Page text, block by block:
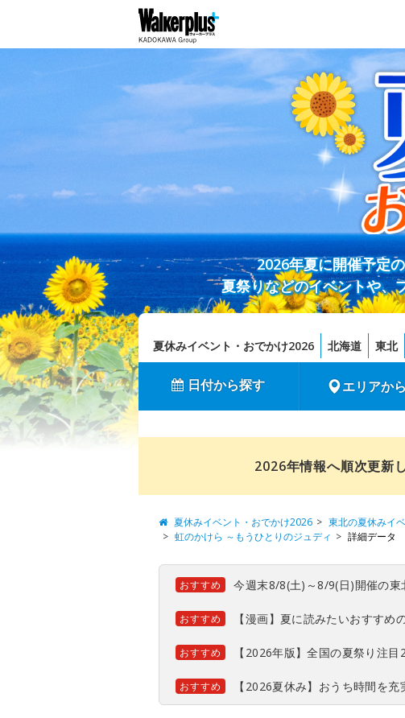
2026年夏に開催予定
夏祭りなどのイベントや、
夏休みイベント・おでかけ2026 北海道 東北
日付から探す エリアか
2026年情報へ順次更新
夏休みイベント・おでかけ2026 東北の夏休みイ
虹のかけら ～もうひとりのジュディ
詳細データ
おすすめ 今週末8/8(土)～8/9(日)開催の東
おすすめ 【漫画】夏に読みたいおすすめ
おすすめ 【2026年版】全国の夏祭り注
おすすめ 【2026夏休み】おうち時間を